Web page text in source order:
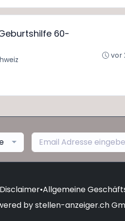
60-
vor
Disclaimer•Allgemeine
by stellen-anzeiger.ch